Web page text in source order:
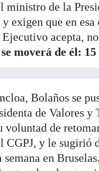
ministro de la
y exigen que en esa
acepta,
moverá de él:
Bolaños se
de Valores y
voluntad de
CGPJ, y le sugirió
en